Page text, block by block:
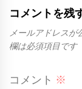
コメントを残
メールアドレスが
欄は必須項目です
コメント ※